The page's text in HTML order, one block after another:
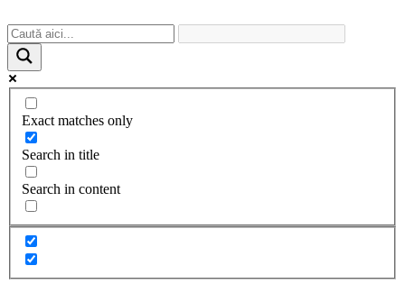
Exact matches only
Search in title
Search in content